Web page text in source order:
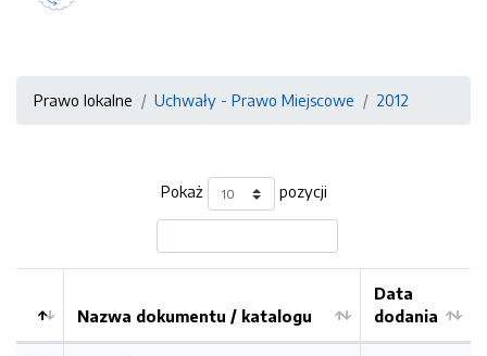
Prawo lokalne Uchwały - Prawo Miejscowe 2012
Pokaż pozycji
Kolejność
Nazwa dokumentu / katalogu
Data
dodania